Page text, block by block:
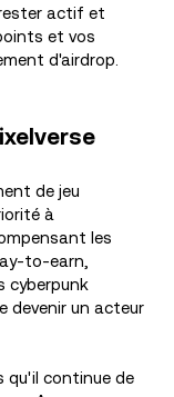
actif et
et vos
d'airdrop.
de jeu
à
les
to-earn,
cyberpunk
devenir un acteur
qu'il continue de